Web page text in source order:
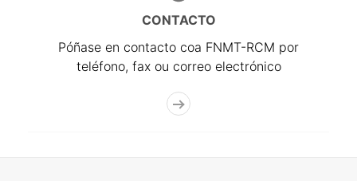
CONTACTO
Póñase en contacto coa FNMT-RCM por
teléfono, fax ou correo electrónico